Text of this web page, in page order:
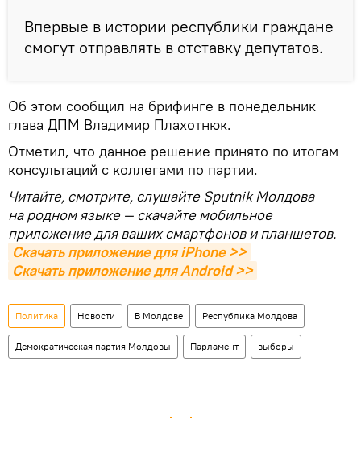
Впервые в истории республики граждане
смогут отправлять в отставку депутатов.
Об этом сообщил на брифинге в понедельник
глава ДПМ Владимир Плахотнюк.
Отметил, что данное решение принято по итогам
консультаций с коллегами по партии.
Читайте, смотрите, слушайте Sputnik Молдова
на родном языке — скачайте мобильное
приложение для ваших смартфонов и планшетов.
Скачать приложение для iPhone >>
Скачать приложение для Android >>
Политика Новости В Молдове Республика Молдова
Демократическая партия Молдовы Парламент выборы